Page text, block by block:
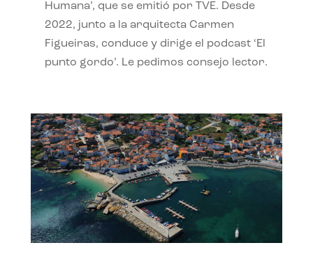
Humana’, que se emitió por TVE. Desde
2022, junto a la arquitecta Carmen
Figueiras, conduce y dirige el podcast ‘El
punto gordo’. Le pedimos consejo lector.